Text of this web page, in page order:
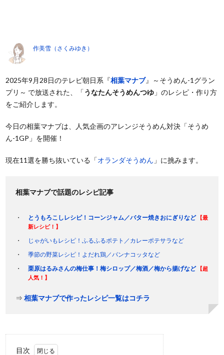
作美雪（さくみゆき）
2025年9月28日のテレビ朝日系『相葉マナブ』～そうめん-1グラン
プリ～ で放送された、「うなたんそうめんつゆ 」のレシピ・作り方
をご紹介します。
今日の相葉マナブは、人気企画のアレンジそうめん対決「そうめ
ん-1GP」を開催！
現在11選を勝ち抜いている「オランダそうめん 」に挑みます。
相葉マナブで話題のレシピ記事
とうもろこしレシピ！コーンジャム／バター焼きおにぎりなど
【最
新レシピ！】
じゃがいもレシピ！ふるふるポテト／カレーポテサラなど
季節の野菜レシピ！よだれ鶏／パンナコッタなど
栗原はるみさんの梅仕事！梅シロップ／梅酒／梅から揚げなど
【超
人気！】
⇒相葉マナブで作ったレシピ一覧はコチラ
目次